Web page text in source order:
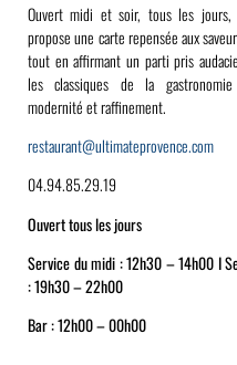
Ouvert midi et soir, tous les jours,
propose une carte repensée aux
tout en affirmant un parti pris
les classiques de la
modernité et raffinement.
restaurant@ultimateprovence.com
04.94.85.29.19
Ouvert tous les jours
Service du midi : 12h30 – 14h00 I
: 19h30 – 22h00
Bar : 12h00 – 00h00